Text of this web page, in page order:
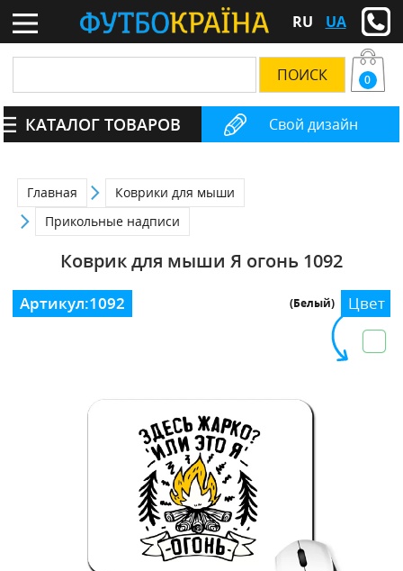
RU UA
Свой дизайн
0
КАТАЛОГ ТОВАРОВ
Главная
Коврики для мыши
Прикольные надписи
Коврик для мыши Я огонь 1092
Цвет
(Белый)
Артикул:1092